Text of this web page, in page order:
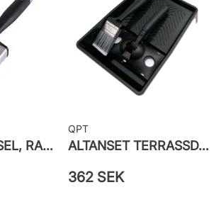
TRÄOLJEPENSEL, RAK STANDARD SILVER
QPT
ALTANSET TERRASSDYNA - STEG 3 I TERRASSBEHANDLING
362 SEK